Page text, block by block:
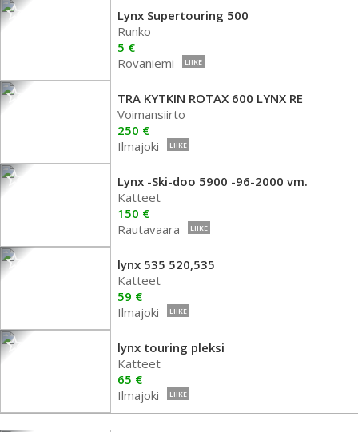
Lynx Supertouring 500
Runko
5 €
Rovaniemi
LIIKE
TRA KYTKIN ROTAX 600 LYNX RE
Voimansiirto
250 €
Ilmajoki
LIIKE
Lynx -Ski-doo 5900 -96-2000 vm.
Katteet
150 €
Rautavaara
LIIKE
lynx 535 520,535
Katteet
59 €
Ilmajoki
LIIKE
lynx touring pleksi
Katteet
65 €
Ilmajoki
LIIKE